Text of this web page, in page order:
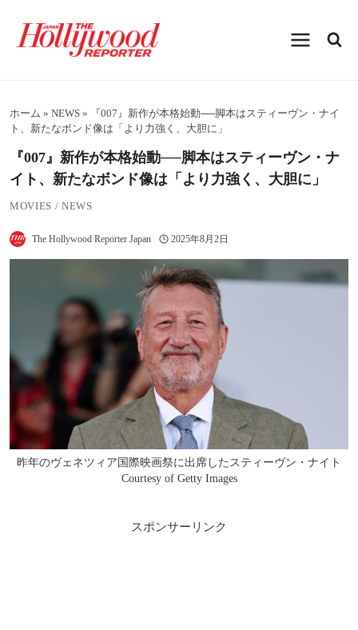
プホーム » NEWS »
『007』新作が本格始動──脚本はスティーヴン・ナイ
ト、新たなボンド像は「より力強く、大胆に」
『007』新作が本格始動──脚本はスティーヴン・ナ
イト、新たなボンド像は「より力強く、大胆に」
MOVIES / NEWS
The Hollywood Reporter Japan 2025年8月2日
昨年のヴェネツィア国際映画祭に出席したスティーヴン・ナイト
Courtesy of Getty Images
スポンサーリンク